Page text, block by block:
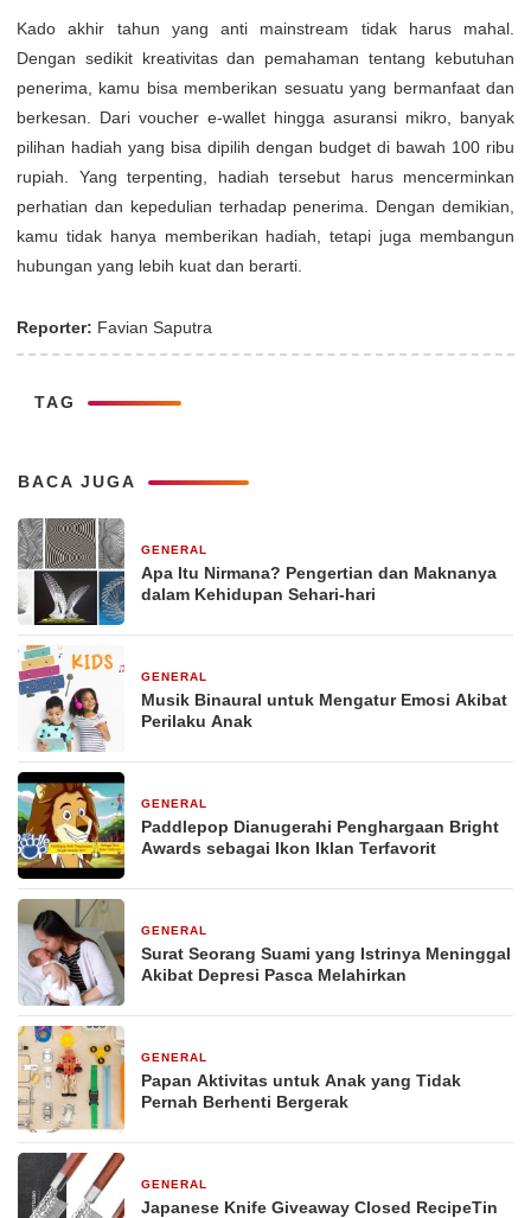
Kado akhir tahun yang anti mainstream tidak harus mahal.
Dengan sedikit kreativitas dan pemahaman tentang kebutuhan
penerima, kamu bisa memberikan sesuatu yang bermanfaat dan
berkesan. Dari voucher e-wallet hingga asuransi mikro, banyak
pilihan hadiah yang bisa dipilih dengan budget di bawah 100 ribu
rupiah. Yang terpenting, hadiah tersebut harus mencerminkan
perhatian dan kepedulian terhadap penerima. Dengan demikian,
kamu tidak hanya memberikan hadiah, tetapi juga membangun
hubungan yang lebih kuat dan berarti.
Reporter: Favian Saputra
TAG
BACA JUGA
GENERAL
Apa Itu Nirmana? Pengertian dan Maknanya
dalam Kehidupan Sehari-hari
GENERAL
Musik Binaural untuk Mengatur Emosi Akibat
Perilaku Anak
GENERAL
Paddlepop Dianugerahi Penghargaan Bright
Awards sebagai Ikon Iklan Terfavorit
GENERAL
Surat Seorang Suami yang Istrinya Meninggal
Akibat Depresi Pasca Melahirkan
GENERAL
Papan Aktivitas untuk Anak yang Tidak
Pernah Berhenti Bergerak
GENERAL
Japanese Knife Giveaway Closed RecipeTin